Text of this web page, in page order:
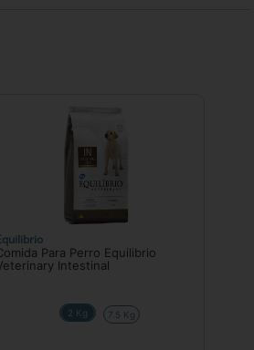
Para Perro Equilibrio
Intestinal
2 Kg 7.5 Kg